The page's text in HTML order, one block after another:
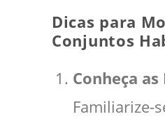
Dicas para
Conjuntos
Conheça as
Familiarize-